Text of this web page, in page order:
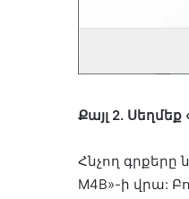
Քայլ 2.
Հնչող գրքերը
M4B»-ի վրա: